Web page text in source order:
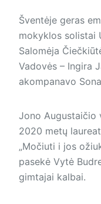
Šventėje geras
mokyklos solistai
Salomėja
Vadovės – Ingira
akompanavo
Jono Augustaičio
2020 metų
„Močiuti i jos
pasekė Vytė
gimtajai kalbai.